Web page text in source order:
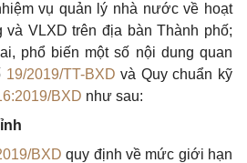
vụ quản lý nhà nước về hoạt
VLXD trên địa bàn Thành phố;
phổbiến một số nội dung quan
19/2019/TT-BXD và Quy chuẩn kỹ
BXD như sau:
BXD quy định về mức giới hạn